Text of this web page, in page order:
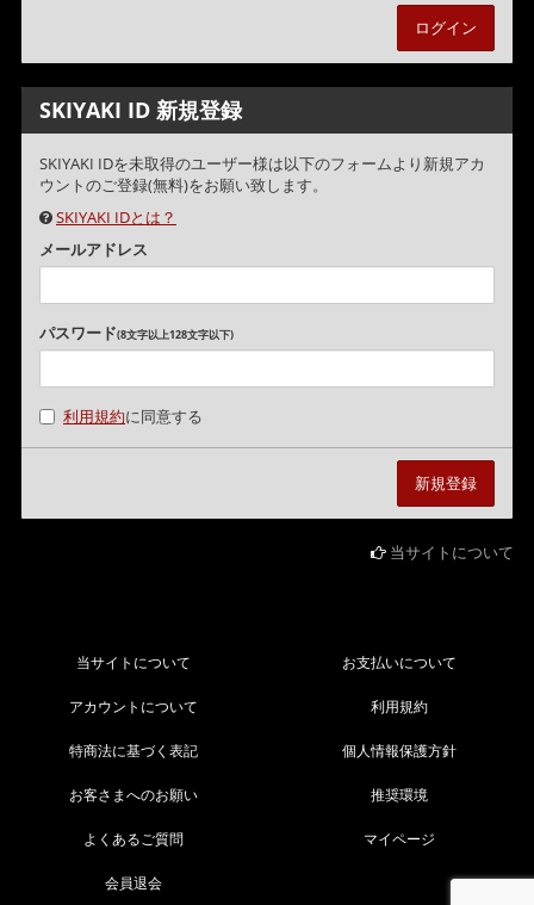
SKIYAKI ID 新規登録
SKIYAKI IDを未取得のユーザー様は以下のフォームより新規アカ
ウントのご登録(無料)をお願い致します。
SKIYAKI IDとは？
メールアドレス
パスワード(8文字以上128文字以下)
利用規約に同意する
当サイトについて
当サイトについて お支払いについて
アカウントについて 利用規約
特商法に基づく表記 個人情報保護方針
お客さまへのお願い 推奨環境
よくあるご質問 マイページ
会員退会